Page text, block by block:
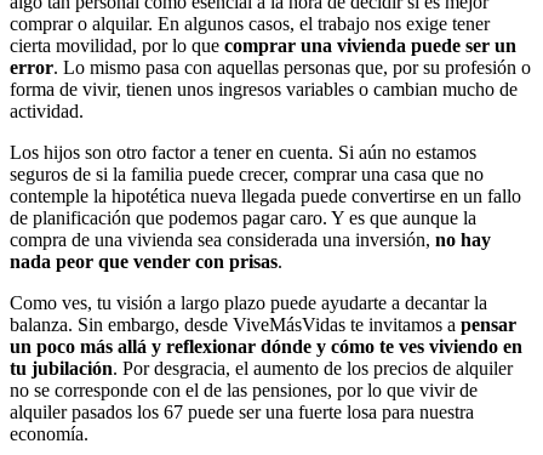
comprar o alquilar. En algunos casos, el trabajo nos exige tener
cierta movilidad, por lo que comprar una vivienda puede ser un
error. Lo mismo pasa con aquellas personas que, por su profesión o
forma de vivir, tienen unos ingresos variables o cambian mucho de
actividad.
Los hijos son otro factor a tener en cuenta. Si aún no estamos
seguros de si la familia puede crecer, comprar una casa que no
contemple la hipotética nueva llegada puede convertirse en un fallo
de planificación que podemos pagar caro. Y es que aunque la
compra de una vivienda sea considerada una inversión, no hay
nada peor que vender con prisas.
Como ves, tu visión a largo plazo puede ayudarte a decantar la
balanza. Sin embargo, desde ViveMásVidas te invitamos a pensar
un poco más allá y reflexionar dónde y cómo te ves viviendo en
tu jubilación. Por desgracia, el aumento de los precios de alquiler
no se corresponde con el de las pensiones, por lo que vivir de
alquiler pasados los 67 puede ser una fuerte losa para nuestra
economía.